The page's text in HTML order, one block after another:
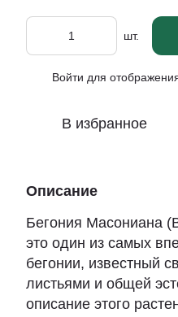
шт.
Войти для
В избранное
Описание
Бегония Масониана
это один из самых
бегонии, известный
листьями и общей
описание этого